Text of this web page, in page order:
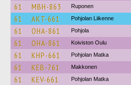
61 MBH-863 Ruponen
61 AKT-661 Pohjolan Liikenne
61 OHA-861 Pohjola
61 OHA-861 Koiviston Oulu
61 KHP-661 Pohjolan Matka
61 KEB-761 Makkonen
61 KEV-661 Pohjolan Matka